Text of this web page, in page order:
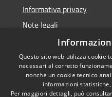
Informativa privacy
Note legali
Dichiarazione di
RSS
Questo sito web utilizza cookie
necessari al corretto
nonché un cookie tecnico
informazioni
Per maggiori dettagli, può